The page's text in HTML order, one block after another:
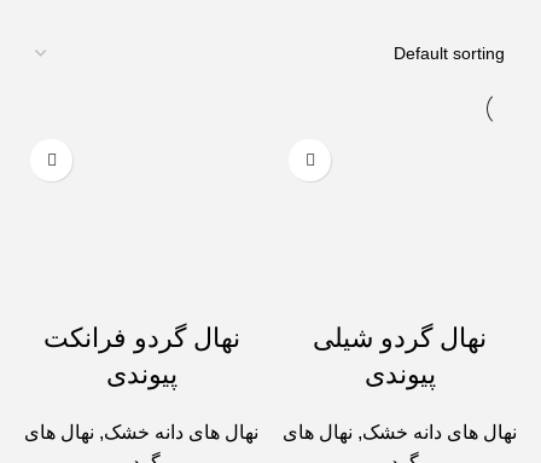
نهال گردو شیلی
پیوندی
نهال های دانه خشک, نهال های
نهال گردو فرانکت
پیوندی
نهال های دانه خشک, نهال های